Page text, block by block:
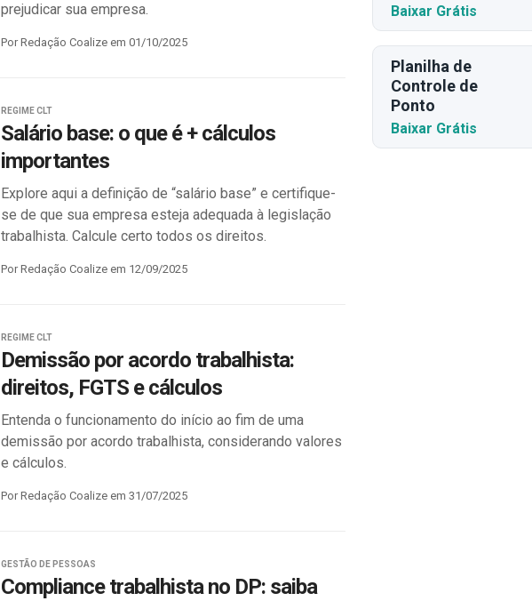
prejudicar sua empresa.
Por Redação Coalize em 01/10/2025
REGIME CLT
Salário base: o que é + cálculos
importantes
Explore aqui a definição de “salário base” e certifique-
se de que sua empresa esteja adequada à legislação
trabalhista. Calcule certo todos os direitos.
Por Redação Coalize em 12/09/2025
REGIME CLT
Demissão por acordo trabalhista:
direitos, FGTS e cálculos
Entenda o funcionamento do início ao fim de uma
demissão por acordo trabalhista, considerando valores
e cálculos.
Por Redação Coalize em 31/07/2025
GESTÃO DE PESSOAS
Compliance trabalhista no DP: saiba
Baixar Grátis
Planilha de
Controle de
Ponto
Baixar Grátis